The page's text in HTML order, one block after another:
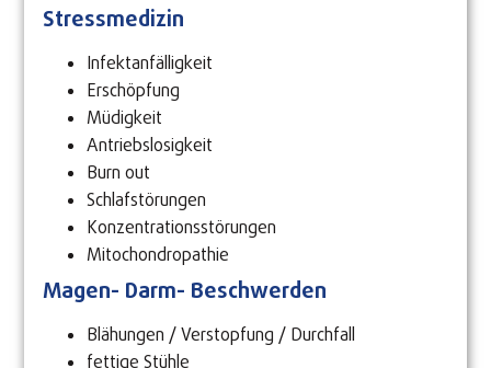
Stressmedizin
Infektanfälligkeit
Erschöpfung
Müdigkeit
Antriebslosigkeit
Burn out
Schlafstörungen
Konzentrationsstörungen
Mitochondropathie
Magen- Darm- Beschwerden
Blähungen / Verstopfung / Durchfall